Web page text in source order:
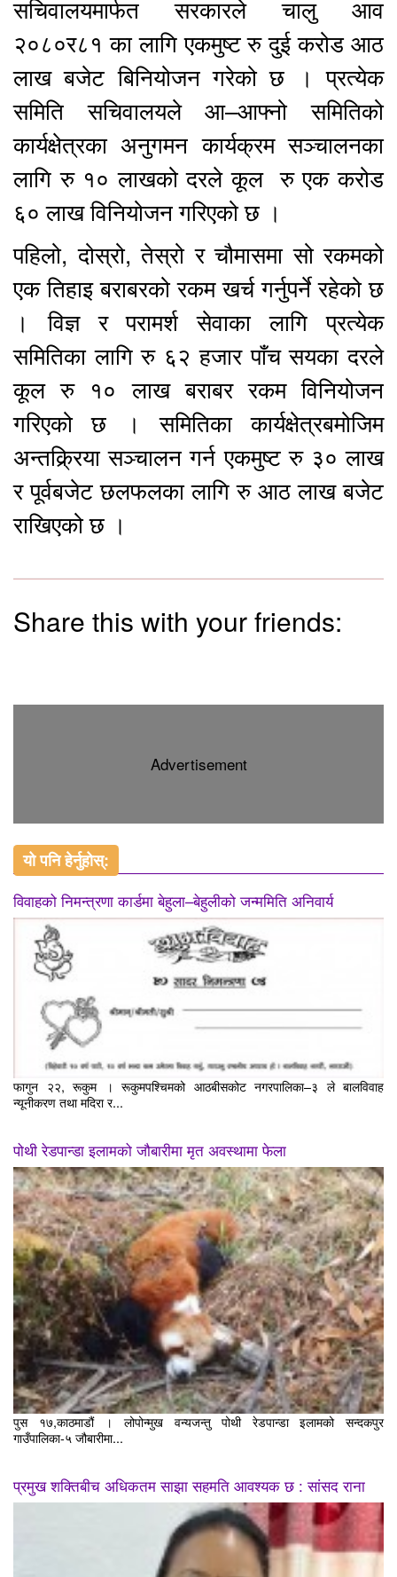
सचिवालयमार्फत सरकारले चालु आव
२०८०र८१ का लागि एकमुष्ट रु दुई करोड आठ
लाख बजेट बिनियोजन गरेको छ । प्रत्येक
समिति सचिवालयले आ–आफ्नो समितिको
कार्यक्षेत्रका अनुगमन कार्यक्रम सञ्चालनका
लागि रु १० लाखको दरले कूल रु एक करोड
६० लाख विनियोजन गरिएको छ ।
पहिलो, दोस्रो, तेस्रो र चौमासमा सो रकमको
एक तिहाइ बराबरको रकम खर्च गर्नुपर्ने रहेको छ
। विज्ञ र परामर्श सेवाका लागि प्रत्येक
समितिका लागि रु ६२ हजार पाँच सयका दरले
कूल रु १० लाख बराबर रकम विनियोजन
गरिएको छ । समितिका कार्यक्षेत्रबमोजिम
अन्तक्र्रिया सञ्चालन गर्न एकमुष्ट रु ३० लाख
र पूर्वबजेट छलफलका लागि रु आठ लाख बजेट
राखिएको छ ।
Share this with your friends:
Advertisement
यो पनि हेर्नुहोस्:
विवाहको निमन्त्रणा कार्डमा बेहुला–बेहुलीको जन्ममिति अनिवार्य
फागुन २२, रूकुम । रूकुमपश्चिमको आठबीसकोट नगरपालिका–३ ले बालविवाह
न्यूनीकरण तथा मदिरा र...
पोथी रेडपान्डा इलामको जौबारीमा मृत अवस्थामा फेला
पुस १७,काठमाडौं । लोपोन्मुख वन्यजन्तु पोथी रेडपान्डा इलामको सन्दकपुर
गाउँपालिका-५ जौबारीमा...
प्रमुख शक्तिबीच अधिकतम साझा सहमति आवश्यक छ : सांसद राना